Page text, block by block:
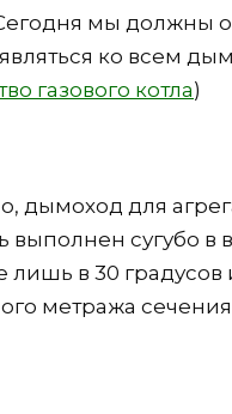
мы должны
ко всем
газового котла)
дымоход для
выполнен сугубо
лишь в 30
метража сечения